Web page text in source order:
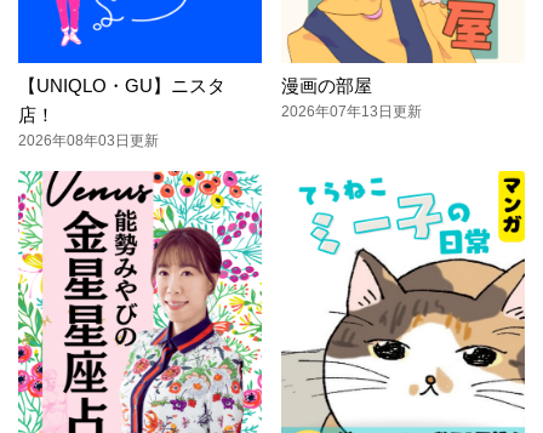
【UNIQLO・GU】ニスタ
店！
2026年08年03日更新
漫画の部屋
2026年07年13日更新